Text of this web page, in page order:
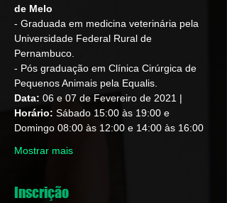
de Melo
- Graduada em medicina veterinária pela
Universidade Federal Rural de
Pernambuco.
- Pós graduação em Clínica Cirúrgica de
Pequenos Animais pela Equalis.
Data: 06 e 07 de Fevereiro de 2021 |
Horário: Sábado 15:00 às 19:00 e
Domingo 08:00 às 12:00 e 14:00 às 16:00
Mostrar mais
Inscrição